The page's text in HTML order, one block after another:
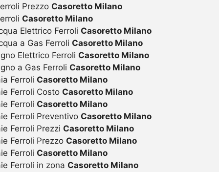
Prezzo Casoretto Milano
Casoretto Milano
Elettrico Ferroli Casoretto Milano
a Gas Ferroli Casoretto Milano
Elettrico Ferroli Casoretto Milano
a Gas Ferroli Casoretto Milano
Ferroli Casoretto Milano
Ferroli Costo Casoretto Milano
Ferroli Casoretto Milano
Ferroli Preventivo Casoretto Milano
Ferroli Prezzi Casoretto Milano
Ferroli Prezzo Casoretto Milano
Ferroli Casoretto Milano
Ferroli in zona Casoretto Milano